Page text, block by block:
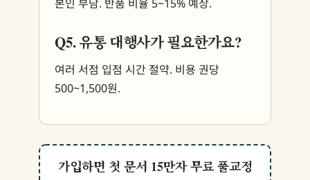
본인 부담. 반품 비율 5~15% 예상.
Q5. 유통 대행사가 필요한가요?
여러 서점 입점 시간 절약. 비용 권당
500~1,500원.
가입하면 첫 문서 15만자 무료 풀교정